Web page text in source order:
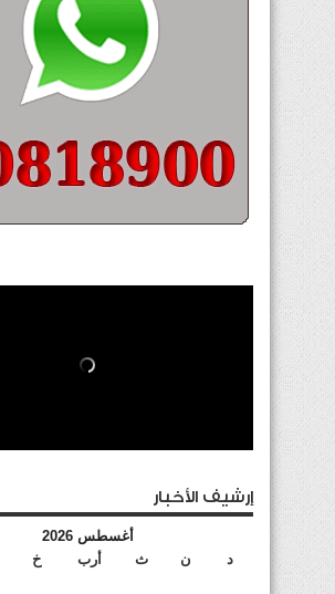
إرشيف الأخبار
أغسطس 2026
د
ن ث أرب خ